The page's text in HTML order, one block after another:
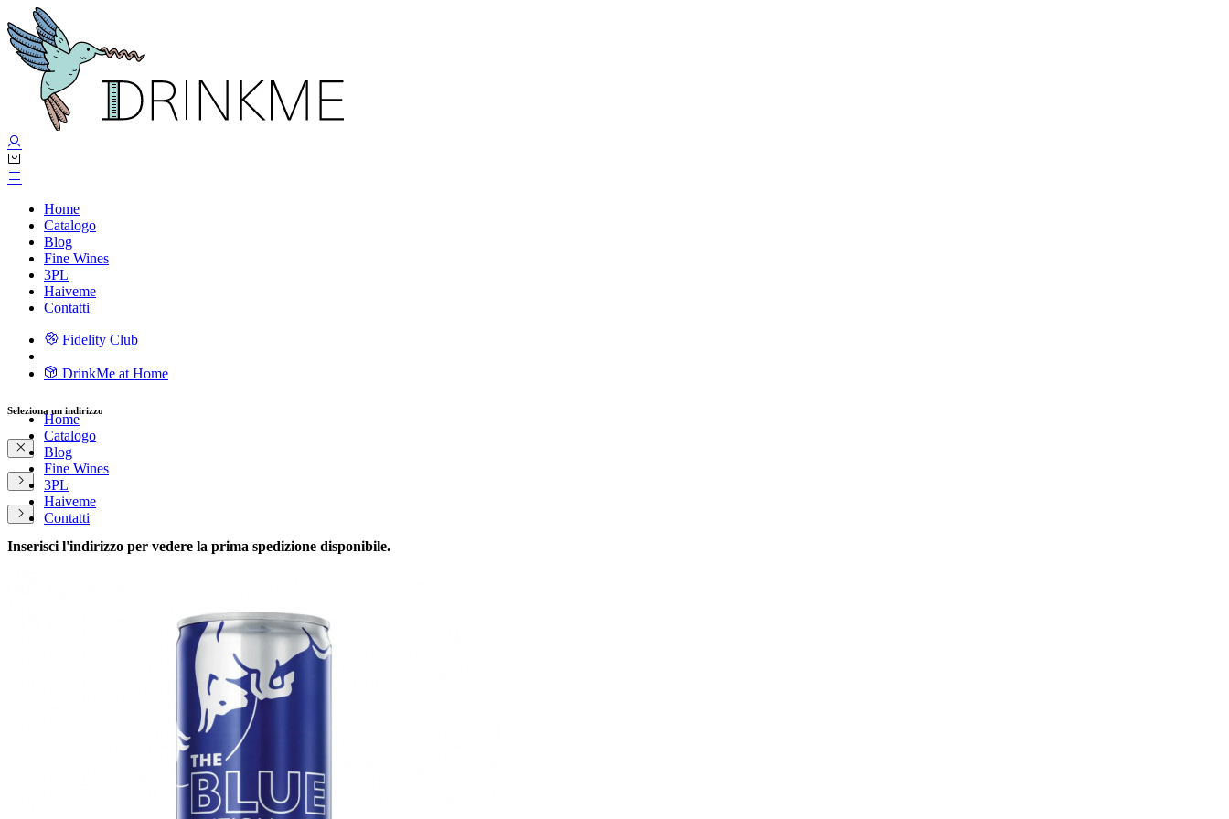
Home
Catalogo
Blog
Fine Wines
3PL
Haiveme
Contatti
Fidelity Club
DrinkMe at Home
Home
Catalogo
Blog
Fine Wines
3PL
Haiveme
Contatti
Seleziona un indirizzo
Inserisci l'indirizzo per vedere la prima spedizione disponibile.